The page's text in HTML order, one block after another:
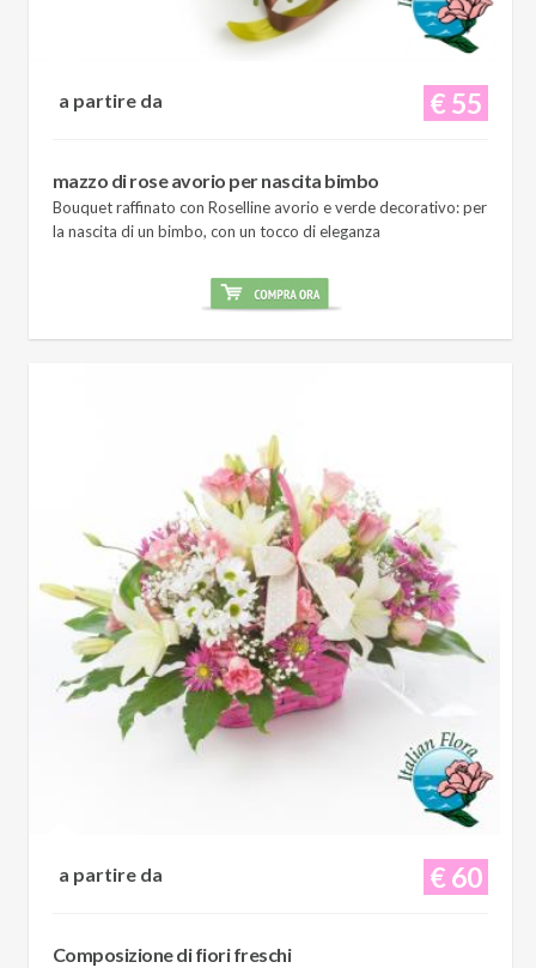
€ 55
a partire da
mazzo di rose avorio per nascita bimbo
Bouquet raffinato con Roselline avorio e verde decorativo: per
la nascita di un bimbo, con un tocco di eleganza
€ 60
a partire da
Composizione di fiori freschi